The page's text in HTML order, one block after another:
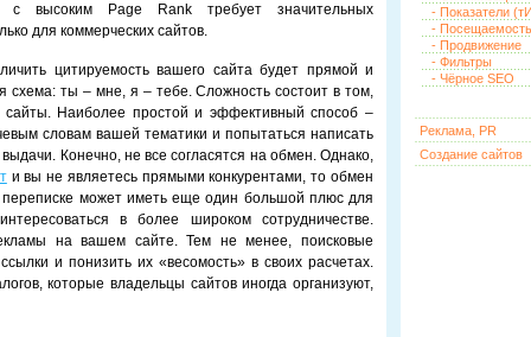
с высоким Page Rank требует значительных
для коммерческих сайтов.
цитируемость вашего сайта будет прямой и
ты – мне, я – тебе. Сложность состоит в том,
Наиболее простой и эффективный способ –
словам вашей тематики и попытаться написать
Конечно, не все согласятся на обмен. Однако,
и вы не являетесь прямыми конкурентами, то обмен
может иметь еще один большой плюс для
в более широком сотрудничестве.
на вашем сайте. Тем не менее, поисковые
и понизить их «весомость» в своих расчетах.
которые владельцы сайтов иногда организуют,
- Показатели
- Посещаемость
- Продвижение
- Фильтры
- Чёрное SEO
Реклама, PR
Создание сайтов